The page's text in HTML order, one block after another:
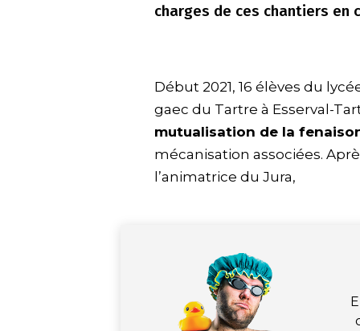
charges de ces chantiers en
Début 2021, 16 élèves du
gaec du Tartre à Esserval-
mutualisation de la
mécanisation associées.
l’animatrice du Jura,